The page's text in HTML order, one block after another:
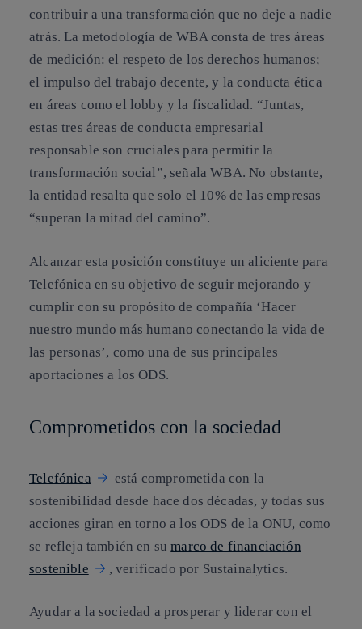
contribuir a una transformación que no deje a nadie
atrás. La metodología de WBA consta de tres áreas
de medición: el respeto de los derechos humanos;
el impulso del trabajo decente, y la conducta ética
en áreas como el lobby y la fiscalidad. “Juntas,
estas tres áreas de conducta empresarial
responsable son cruciales para permitir la
transformación social”, señala WBA. No obstante,
la entidad resalta que solo el 10% de las empresas
“superan la mitad del camino”.
Alcanzar esta posición constituye un aliciente para
Telefónica en su objetivo de seguir mejorando y
cumplir con su propósito de compañía ‘Hacer
nuestro mundo más humano conectando la vida de
las personas’, como una de sus principales
aportaciones a los ODS.
Comprometidos con la sociedad
Telefónica
está comprometida con la
sostenibilidad desde hace dos décadas, y todas sus
acciones giran en torno a los ODS de la ONU, como
se refleja también en sumarco de financiación
sostenible
, verificado por Sustainalytics.
Ayudar a la sociedad a prosperar y liderar con el